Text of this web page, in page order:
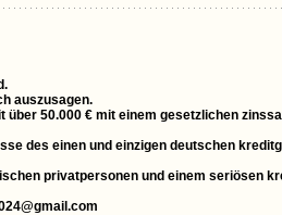
auszusagen.
50.000 € mit einem gesetzlichen
des einen und einzigen deutschen
privatpersonen und einem seriösen